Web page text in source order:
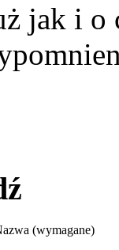
jak i
(wymagane)